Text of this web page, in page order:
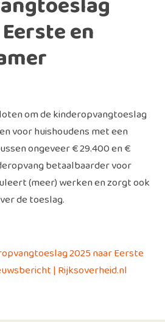
en
om de kinderopvangtoeslag
voor huishoudens met een
ongeveer € 29.400 en €
betaalbaarder voor
(meer) werken en zorgt ook
de toeslag.
2025 naar Eerste
| Rijksoverheid.nl